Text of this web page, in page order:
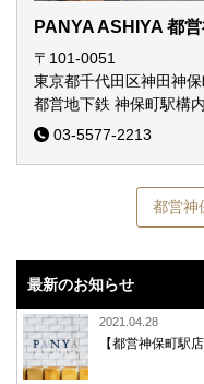
PANYA ASHIYA 都
〒101-0051
東京都千代田区神田神保
都営地下鉄 神保町駅構
03-5577-2213
都営神
最新のお知らせ
2021.04.28
【都営神保町駅